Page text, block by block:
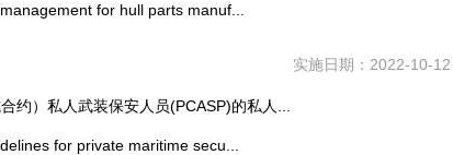
for hull parts manuf...
实施日期：2022-10-12
约）私人武装保安人员(PCASP)的私人...
for private maritime secu...